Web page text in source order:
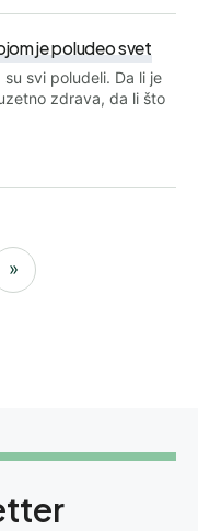
je poludeo svet
svi poludeli. Da li je
zdrava, da li što
»